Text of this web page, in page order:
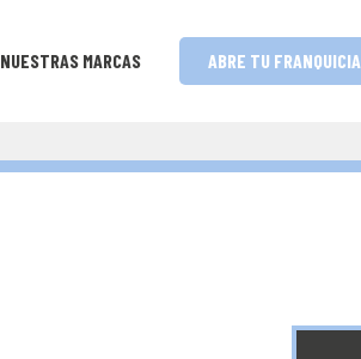
NUESTRAS MARCAS ABRE TU FRANQUICIA